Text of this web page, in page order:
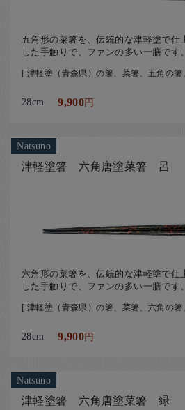
五角形の菜箸を、伝統的な津軽塗で仕
した手触りで、ファンの多い一膳です。
[ 津軽塗（青森県）の箸、菜箸、五角の
28cm 9,900円
Natsuno
津軽塗箸 六角唐塗菜箸 呂
六角形の菜箸を、伝統的な津軽塗で仕
した手触りで、ファンの多い一膳です。
[ 津軽塗（青森県）の箸、菜箸、六角の
28cm 9,900円
Natsuno
津軽塗箸 六角唐塗菜箸 緑